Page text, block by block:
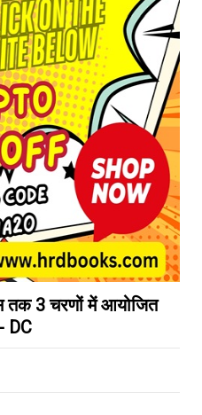
तक 3 चरणों में आयोजित
DC